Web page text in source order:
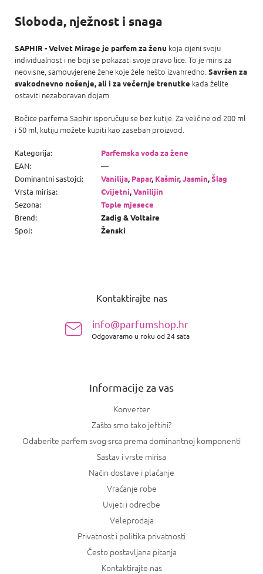
Sloboda, nježnost i snaga
SAPHIR - Velvet Mirage je parfem za ženu koja cijeni svoju
individualnost i ne boji se pokazati svoje pravo lice. To je miris za
neovisne, samouvjerene žene koje žele nešto izvanredno.Savršen za
svakodnevno nošenje, ali i za večernje trenutke kada želite
ostaviti nezaboravan dojam.
Bočice parfema Saphir isporučuju se bez kutije. Za veličine od 200 ml
i 50 ml, kutiju možete kupiti kao zaseban proizvod.
Kategorija:
Parfemska voda za žene
EAN:
—
Dominantni sastojci: Vanilija, Papar, Kašmir,Jasmin,Šlag
Vrsta mirisa: Cvijetni,Vanilijin
Sezona:
Tople mjesece
Brend:
Zadig & Voltaire
Spol: Ženski
Kontaktirajte nas
info@parfumshop.hr
Odgovaramo u roku od 24 sata
Informacije za vas
Konverter
Zašto smo tako jeftini?
Odaberite parfem svog srca prema dominantnoj komponenti
Sastav i vrste mirisa
Način dostave i plaćanje
Vraćanje robe
Uvjeti i odredbe
Veleprodaja
Privatnost i politika privatnosti
Često postavljana pitanja
Kontaktirajte nas